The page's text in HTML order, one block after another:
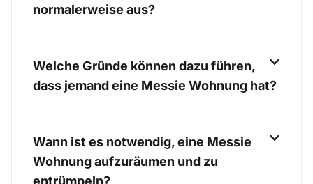
normalerweise aus?
Welche Gründe können dazu führen,
dass jemand eine Messie Wohnung hat?
Wann ist es notwendig, eine Messie
Wohnung aufzuräumen und zu
entrümpeln?